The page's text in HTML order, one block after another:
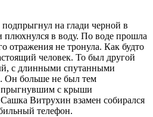
на глади черной в
плюхнулся в воду. По воде прошла
отражения не тронула. Как будто
человек. То был другой
с длинными спутанными
Он больше не был тем
прыгнувшим с крыши
Витрухин взамен собирался
телефон.